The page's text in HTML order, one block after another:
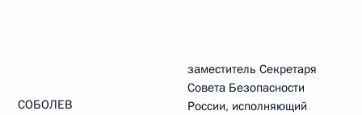
СОБОЛЕВ
заместитель Секретаря
Совета Безопасности
России, исполняющий